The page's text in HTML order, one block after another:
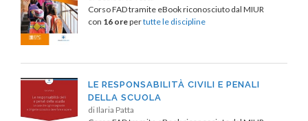
Corso FAD tramite eBook riconosciuto dal MIUR
con 16 orepertutte le discipline
LE RESPONSABILITÀ CIVILI E PENALI
DELLA SCUOLA
di Ilaria Patta